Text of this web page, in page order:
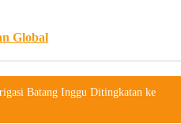
Global
Batang Inggu Ditingkatan ke